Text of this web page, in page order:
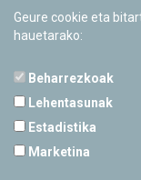
Geure cookie eta
hauetarako:
Beharrezkoak
Lehentasunak
Estadistika
Marketina